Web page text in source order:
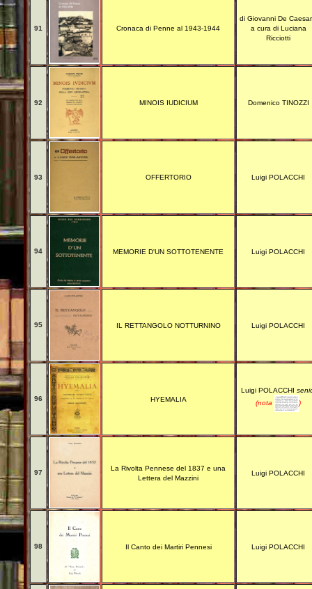
91 Cronaca di Penne al 1943-1944
di Giovanni De
a cura di Luciana
Ricciotti
92 MINOIS IUDICIUM Domenico TINOZZI
93 OFFERTORIO Luigi POLACCHI
94 MEMORIE D'UN SOTTOTENENTE Luigi POLACCHI
95 IL RETTANGOLO NOTTURNINO Luigi POLACCHI
96 HYEMALIA
Luigi POLACCHI
(nota
)
97
La Rivolta Pennese del 1837 e una
Lettera del Mazzini
Luigi POLACCHI
98 Il Canto dei Martiri Pennesi Luigi POLACCHI